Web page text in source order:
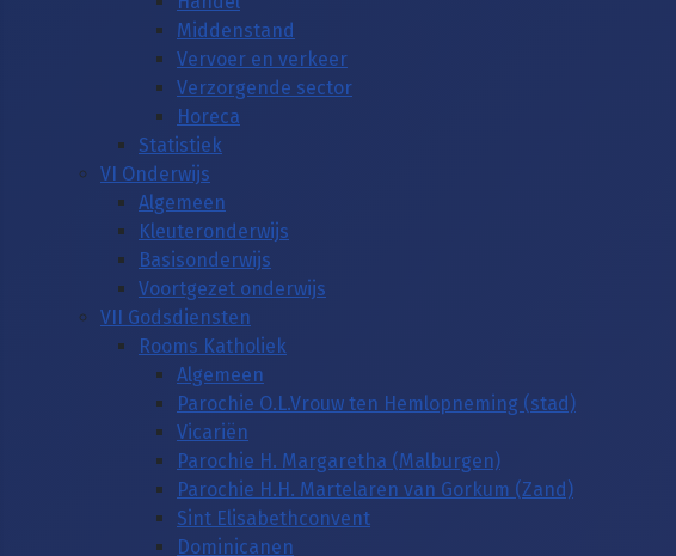
Middenstand
Vervoer en verkeer
Verzorgende sector
Horeca
Statistiek
VI Onderwijs
Algemeen
Kleuteronderwijs
Basisonderwijs
Voortgezet onderwijs
VII Godsdiensten
Rooms Katholiek
Algemeen
Parochie O.L.Vrouw ten Hemlopneming (stad)
Vicariën
Parochie H. Margaretha (Malburgen)
Parochie H.H. Martelaren van Gorkum (Zand)
Sint Elisabethconvent
Dominicanen